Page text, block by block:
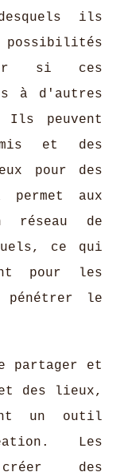
ils
si ces
à d'autres
Ils peuvent
et des
pour des
aux
réseau de
ce qui
pour les
pénétrer le
partager et
et des lieux,
un outil
Les
des